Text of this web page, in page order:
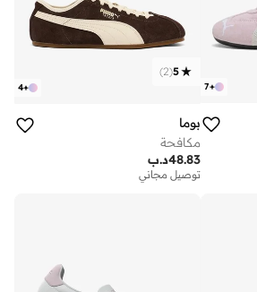
+
7
+
4
5
(
2
)
بوما
مكافحة
د.ب48.83
توصيل مجاني